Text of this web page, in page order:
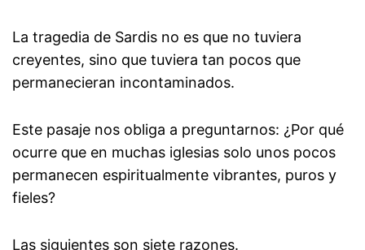
La tragedia de Sardis no es que no tuviera
creyentes, sino que tuviera tan pocos que
permanecieran incontaminados.
Este pasaje nos obliga a preguntarnos: ¿Por qué
ocurre que en muchas iglesias solo unos pocos
permanecen espiritualmente vibrantes, puros y
fieles?
Las siguientes son siete razones.